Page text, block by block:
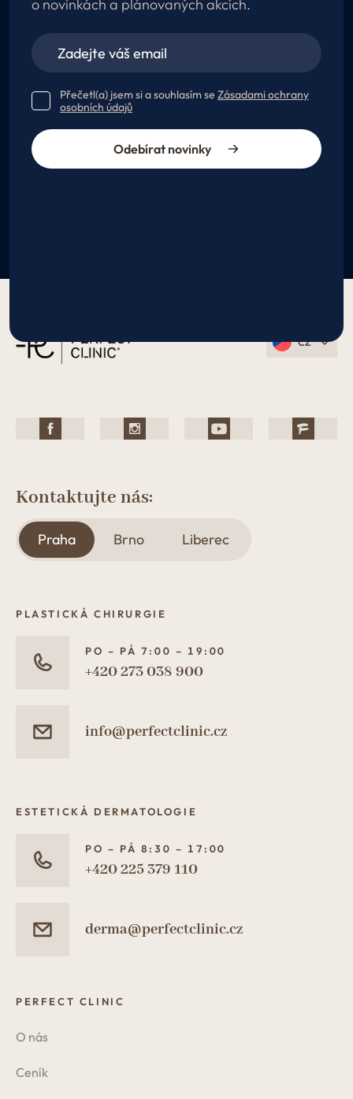
o novinkách a plánovaných akcích.
Přečetl(a) jsem si a souhlasím se Zásadami ochrany
osobních údajů
Odebírat novinky
CZ
Kontaktujte nás:
Praha Brno Liberec
PLASTICKÁ CHIRURGIE
PO – PÁ 7:00 – 19:00
+420 273 038 900
info@perfectclinic.cz
ESTETICKÁ DERMATOLOGIE
PO – PÁ 8:30 – 17:00
+420 225 379 110
derma@perfectclinic.cz
PERFECT CLINIC
O nás
Ceník